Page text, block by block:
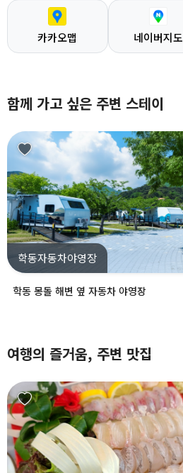
카카오맵 네이버지도
함께 가고 싶은 주변 스테이
학동자동차야영장
학동 몽돌 해변 옆 자동차 야영장
여행의 즐거움, 주변 맛집